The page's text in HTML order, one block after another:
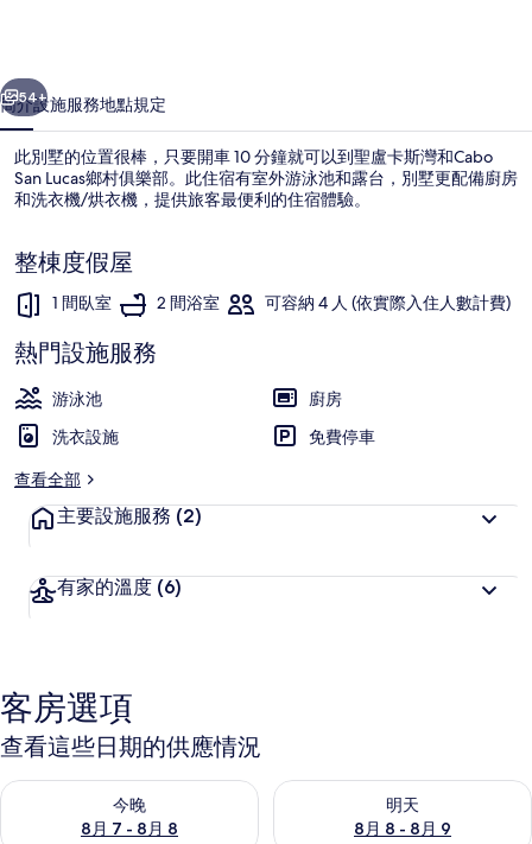
附
游
泳
池
及
健
身
房
的
相
片
個 下一個
54+
簡介設施服務地點規定
此別墅的位置很棒，只要開車 10 分鐘就可以到聖盧卡斯灣和Cabo
San Lucas鄉村俱樂部。此住宿有室外游泳池和露台，別墅更配備廚房
和洗衣機/烘衣機，提供旅客最便利的住宿體驗。
整棟度假屋
1 間臥室 2 間浴室 可容納 4 人 (依實際入住人數計費)
熱門設施服務
游泳池
廚房
洗衣設施
免費停車
查看全部
主要設施服務 (2)
有家的溫度 (6)
客房選項
查看這些日期的供應情況
今晚
8月 7 - 8月 8
查看今晚 (8月 7 - 8月 8) 的供應情況
明天
8月 8 - 8月 9
查看明天 (8月 8 - 8月 9) 的供